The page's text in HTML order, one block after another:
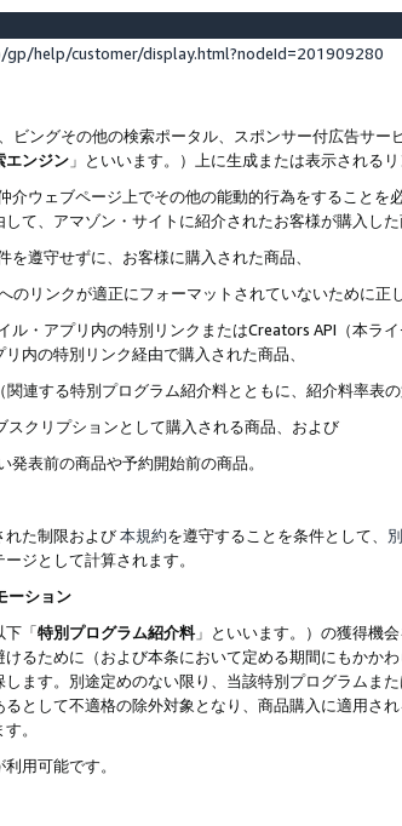
gp/help/customer/display.html?nodeId=201909280
ビングその他の検索ポータル、スポンサー付広告サ
エンジン 」といいます。）上に生成または表示される
介ウェブページ上でその他の能動的行為をすること
して、アマゾン・サイトに紹介されたお客様が購入した
遵守せずに、お客様に購入された商品、
のリンクが適正にフォーマットされていないために正
ル・アプリ内の特別リンクまたはCreators API（本ラ
内の特別リンク経由で購入された商品、
連する特別プログラム紹介料とともに、紹介料率表の
クリプションとして購入される商品、および
表前の商品や予約開始前の商品。
れた制限および本規約を遵守することを条件として、
ジとして計算されます。
ーション
下「特別プログラム紹介料」といいます。）の獲得機
るために（および本条において定める期間にもか
ます。別途定めのない限り、当該特別プログラム
として不適格の除外対象となり、商品購入に適用さ
。
用可能です。